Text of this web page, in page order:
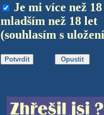
Je mi více než
mladším než 18 let
(souhlasím s